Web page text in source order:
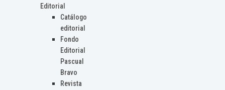
Editorial
Catálogo
editorial
Fondo
Editorial
Pascual
Bravo
Revista